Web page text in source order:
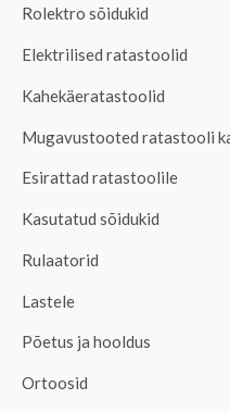
Rolektro sõidukid
Elektrilised ratastoolid
Kahekäeratastoolid
Mugavustooted ratastooli
Esirattad ratastoolile
Kasutatud sõidukid
Rulaatorid
Lastele
Põetus ja hooldus
Ortoosid